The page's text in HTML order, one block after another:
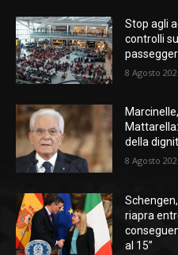
Stop agli
controlli
8 Agosto
della
8 Agosto
riapra
al 15”